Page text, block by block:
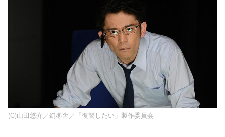
(C)山田悠介／幻冬舎／「復讐したい」製作委員会